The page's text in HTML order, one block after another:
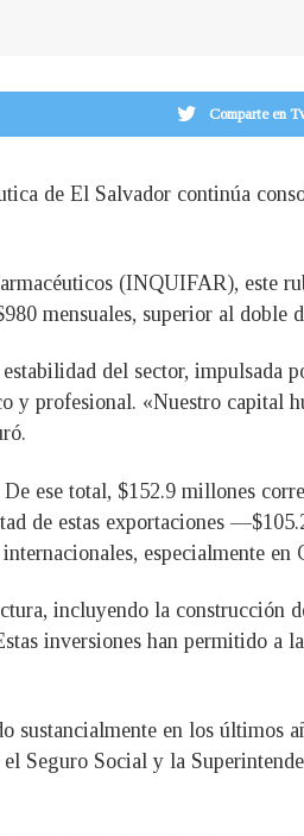
Comparte en
de El Salvador continúa
(INQUIFAR), este
mensuales, superior al doble
del sector, impulsada
y profesional. «Nuestro capital
ese total, $152.9 millones
de estas exportaciones
especialmente en
incluyendo la construcción
inversiones han permitido a
en los últimos
Seguro Social y la